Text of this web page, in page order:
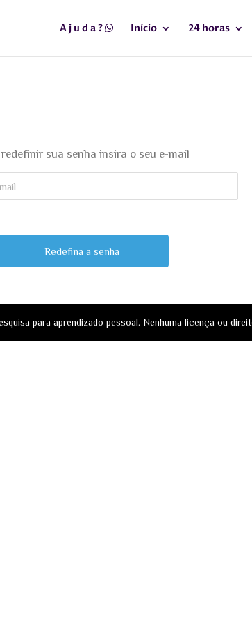
A j u d a ? Início 24 horas
sua senha insira o seu e-mail
para aprendizado pessoal. Nenhuma licença ou